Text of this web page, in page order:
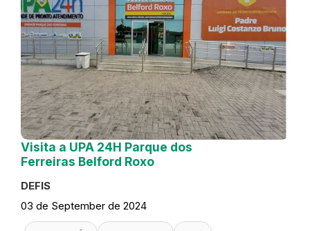
Visita a UPA 24H Parque dos
Ferreiras Belford Roxo
DEFIS
03 de September de 2024